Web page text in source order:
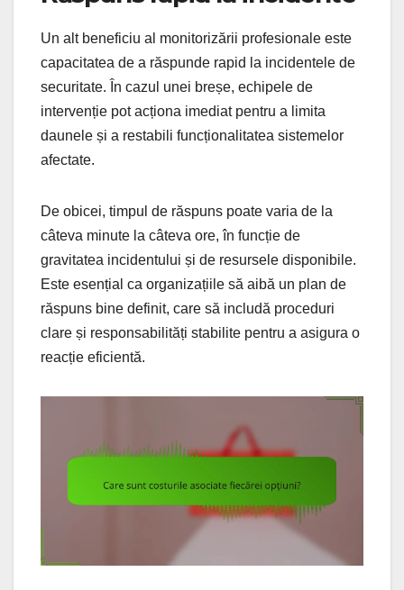
Un alt beneficiu al monitorizării profesionale este
capacitatea de a răspunde rapid la incidentele de
securitate. În cazul unei breșe, echipele de
intervenție pot acționa imediat pentru a limita
daunele și a restabili funcționalitatea sistemelor
afectate.
De obicei, timpul de răspuns poate varia de la
câteva minute la câteva ore, în funcție de
gravitatea incidentului și de resursele disponibile.
Este esențial ca organizațiile să aibă un plan de
răspuns bine definit, care să includă proceduri
clare și responsabilități stabilite pentru a asigura o
reacție eficientă.